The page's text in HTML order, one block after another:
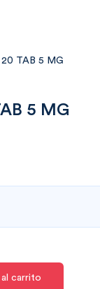
TAB 5 MG
5 MG
carrito